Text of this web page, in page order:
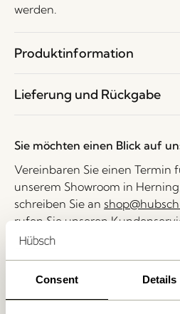
Consent Details
werden.
Produktinformation
Lieferung und Rückgabe
Sie möchten einen Blick auf
Vereinbaren Sie einen Termin
unserem Showroom in
schreiben Sie an
rufen Sie unseren
Lieferung 1-4 Werktage
30 Tage Rückgaberecht
Kostenlose Lieferung über499